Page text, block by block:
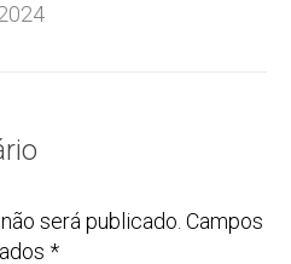
será publicado. Campos
*